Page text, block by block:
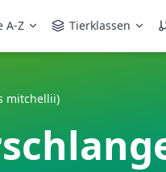
A-Z Tierklassen
mitchellii)